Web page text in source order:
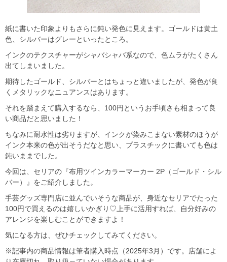
紙に書いた印象よりもさらに鈍い発色に見えます。ゴールドは黄土
色、シルバーはグレーといったところ。
インクのテクスチャーがシャバシャバ系なので、色ムラがたくさん
出てしまいました。
期待したゴールド、シルバーとはちょっと違いましたが、発色が良
くメタリックなニュアンスはあります。
それを踏まえて購入するなら、100円というお手頃さも相まって良
い商品だと思いました！
ちなみに耐水性は劣りますが、インクが染みこまない素材のほうが
インク本来の色が出そうだなと思い、プラスチックに書いても色は
鈍いままでした。
今回は、セリアの『布用ツインカラーマーカー 2P（ゴールド・シル
バー）』をご紹介しました。
手芸グッズ専門店に並んでいそうな商品が、身近なセリアでたった
100円で買えるのは嬉しいかぎり♡上手に活用すれば、自分好みの
アレンジを楽しむことができますよ！
気になる方は、ぜひチェックしてみてください。
※記事内の商品情報は筆者購入時点（2025年3月）です。店舗によ